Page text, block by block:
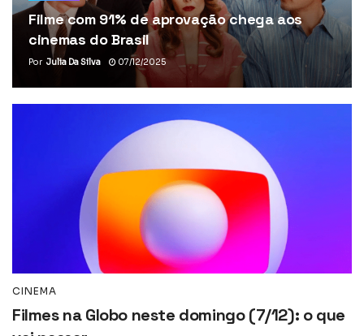
Filme com 91% de aprovação chega aos
cinemas do Brasil
Por Julia Da Silva 07/12/2025
CINEMA
Filmes na Globo neste domingo (7/12): o que